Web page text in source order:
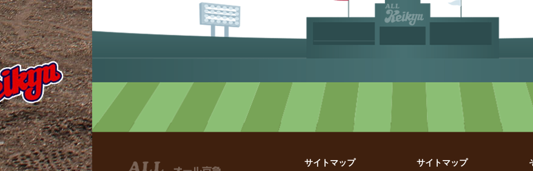
サイトマップ サイトマップ